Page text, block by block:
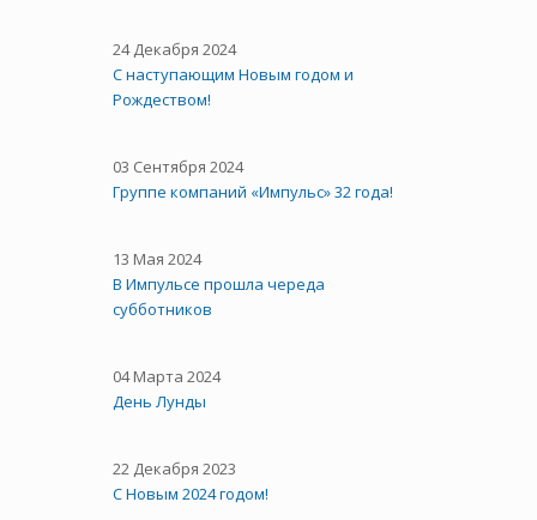
24 Декабря 2024
С наступающим Новым годом и
Рождеством!
03 Сентября 2024
Группе компаний «Импульс» 32 года!
13 Мая 2024
В Импульсе прошла череда
субботников
04 Марта 2024
День Лунды
22 Декабря 2023
С Новым 2024 годом!